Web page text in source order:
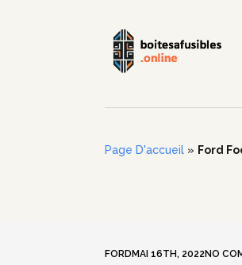
Page D'accueil » Ford
FORD MAI 16TH, 2022 NO